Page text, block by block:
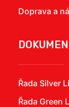
Doprava a
Řada Silver
Řada Green